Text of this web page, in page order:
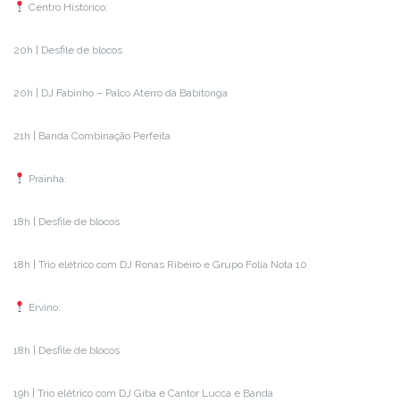
Centro Histórico:
20h | Desfile de blocos
20h | DJ Fabinho – Palco Aterro da Babitonga
21h | Banda Combinação Perfeita
Prainha:
18h | Desfile de blocos
18h | Trio elétrico com DJ Ronas Ribeiro e Grupo Folia Nota 10
Ervino:
18h | Desfile de blocos
19h | Trio elétrico com DJ Giba e Cantor Lucca e Banda